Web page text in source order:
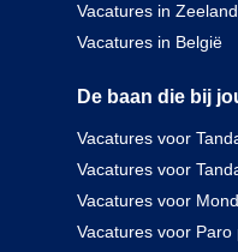
Vacatures in Zeeland
Vacatures in België
De baan die bij
Vacatures voor
Vacatures voor
Vacatures voor
Vacatures voor